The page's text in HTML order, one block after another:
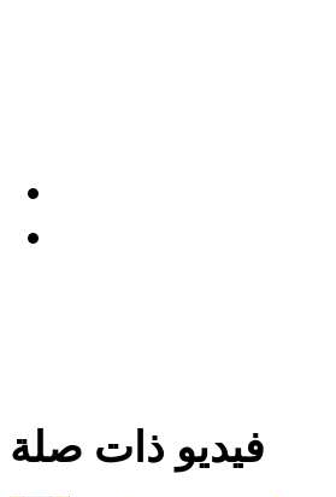
فيديو ذات صلة